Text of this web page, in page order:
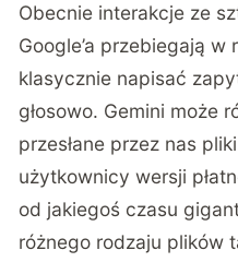
Obecnie interakcje ze
Google’a przebiegają
klasycznie napisać
głosowo. Gemini może
przesłane przez nas
użytkownicy wersji
od jakiegoś czasu
różnego rodzaju plików